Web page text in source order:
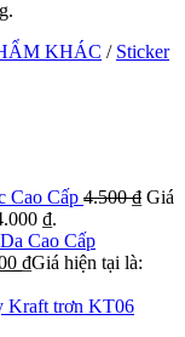
KHÁC / Sticker
Cao Cấp 4.500₫ Giá
₫.
Cao Cấp
₫Giá hiện tại là:
Kraft trơn KT06